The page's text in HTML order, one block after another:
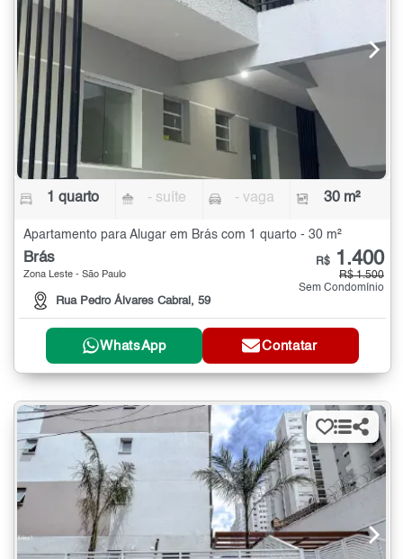
1 quarto - suíte - vaga 30 m²
Apartamento para Alugar em Brás com 1 quarto - 30 m²
Brás
Zona Leste - São Paulo
Rua Pedro Álvares Cabral, 59
R$ 1.400
R$ 1.500
Sem Condomínio
WhatsApp Contatar